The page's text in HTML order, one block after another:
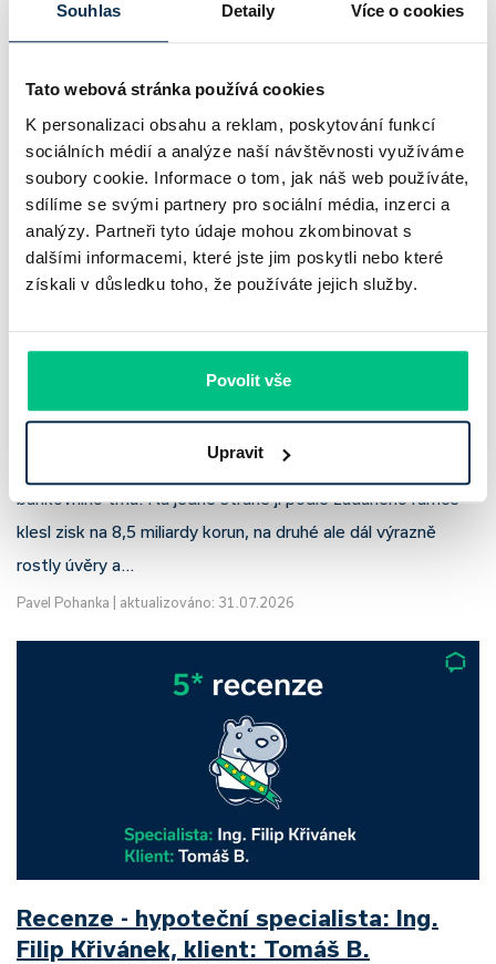
Souhlas Detaily Více o cookies
Tato webová stránka používá cookies
K personalizaci obsahu a reklam, poskytování funkcí
sociálních médií a analýze naší návštěvnosti využíváme
soubory cookie. Informace o tom, jak náš web používáte,
sdílíme se svými partnery pro sociální média, inzerci a
analýzy. Partneři tyto údaje mohou zkombinovat s
dalšími informacemi, které jste jim poskytli nebo které
získali v důsledku toho, že používáte jejich služby.
Povolit vše
Upravit
Pavel Pohanka|aktualizováno: 04.08.2026
Komerční banka: pokles zisku
neznamená slabší banku
Komerční banka nabízí docela plastický obrázek dnešního
bankovního trhu. Na jedné straně jí podle zadaného rámce
klesl zisk na 8,5 miliardy korun, na druhé ale dál výrazně
rostly úvěry a…
Pavel Pohanka aktualizováno: 31.07.2026
Recenze - hypoteční specialista: Ing.
Filip Křivánek, klient: Tomáš B.